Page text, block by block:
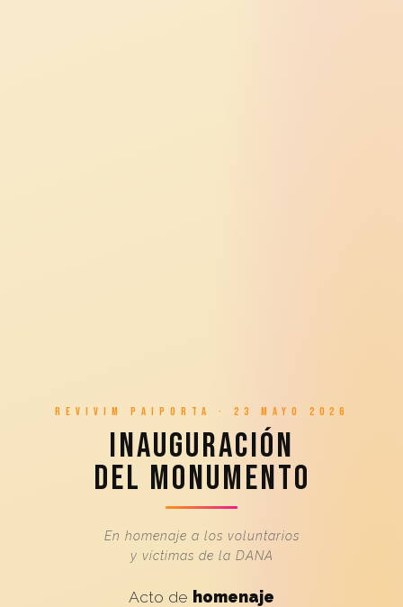
Revivim Paiporta · 23 Mayo 2026
Inauguración
del Monumento
En homenaje a los voluntarios
y víctimas de la DANA
Acto de homenaje